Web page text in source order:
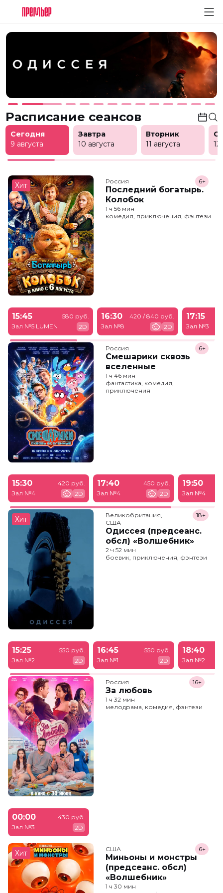
Расписание сеансов
Сегодня
9 августа
Завтра
10 августа
Вторник
11 августа
12
Хит Россия
Последний богатырь.
Колобок
6+
1 ч 56 мин
комедия, приключения, фэнтези
15:45
Зал №5 LUMEN
580 руб.
2D
16:30
Зал №8
420 / 840 руб.
2D
17:15
Зал №3
Россия
Смешарики сквозь
вселенные
6+
1 ч 46 мин
фантастика, комедия,
приключения
15:30
Зал №4
420 руб.
2D
17:40
Зал №4
450 руб.
2D
19:50
Зал №4
Хит
Великобритания,
США
Одиссея (предсеанс.
обсл) «Волшебник»
18+
2 ч 52 мин
боевик, приключения, фэнтези
15:25
Зал №2
550 руб.
2D
16:45
Зал №1
550 руб.
2D
18:40
Зал №2
Россия
За любовь
16+
1 ч 32 мин
мелодрама, комедия, фэнтези
00:00
Зал №3
430 руб.
2D
Хит США
Миньоны и монстры
(предсеанс. обсл)
«Волшебник»
6+
1 ч 30 мин